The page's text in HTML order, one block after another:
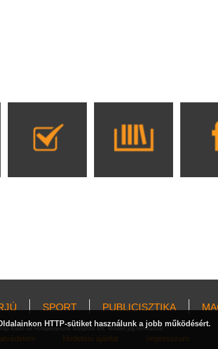
SPORT PUBLICISZTIKA
Kiadó és Hírlapterjesztő Nonprofit Kft. Minden jog fenntartva!
Hirdetési ajánlat Impresszum
HTTP-sütiket használunk a jobb működésért.